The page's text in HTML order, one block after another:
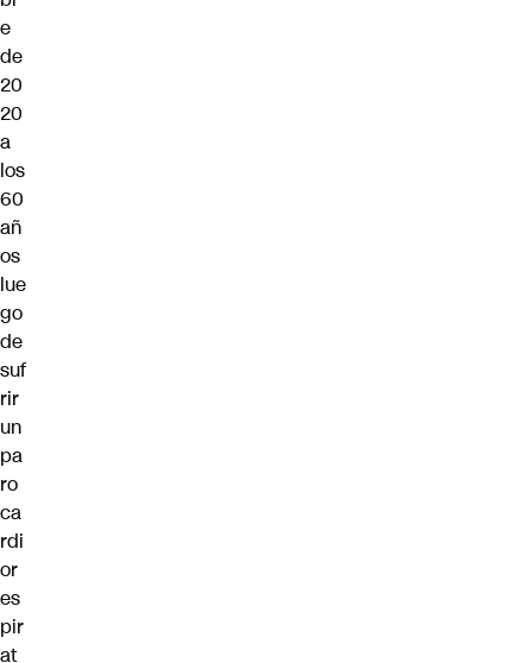
e
de
20
20
a
los
60
añ
os
lue
go
de
suf
rir
un
pa
ro
ca
rdi
or
es
pir
at